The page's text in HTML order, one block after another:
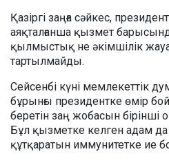
Қазіргі заңға сәйкес,
аяқталғанша қызмет
қылмыстық не әкімшілік
тартылмайды.
Сейсенбі күні мемлекеттік
бұрынғы президентке өмір
беретін заң жобасын бірінші
Бұл қызметке келген адам
құтқаратын иммунитетке ие